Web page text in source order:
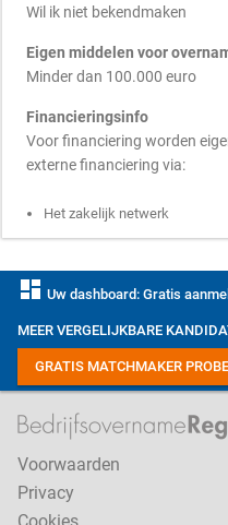
Wil ik niet bekendmaken
Eigen middelen voor
Minder dan 100.000 euro
Financieringsinfo
Voor financiering worden
externe financiering via:
Het zakelijk netwerk
dashboard Uw dashboard: Gratis
MEER VERGELIJKBARE
GRATIS MATCHMAKER
Voorwaarden
Privacy